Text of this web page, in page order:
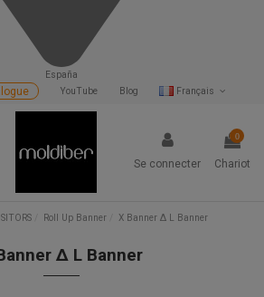
España
Français
Blog
YouTube
Se connecter
0
Chariot
Roll Up Banner X Banner Δ L Banner
Δ L Banner